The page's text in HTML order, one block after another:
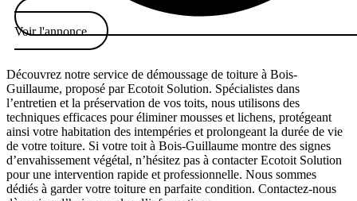
Voir l'annonce
Découvrez notre service de démoussage de toiture à Bois-
Guillaume, proposé par Ecotoit Solution. Spécialistes dans
l’entretien et la préservation de vos toits, nous utilisons des
techniques efficaces pour éliminer mousses et lichens, protégeant
ainsi votre habitation des intempéries et prolongeant la durée de vie
de votre toiture. Si votre toit à Bois-Guillaume montre des signes
d’envahissement végétal, n’hésitez pas à contacter Ecotoit Solution
pour une intervention rapide et professionnelle. Nous sommes
dédiés à garder votre toiture en parfaite condition. Contactez-nous